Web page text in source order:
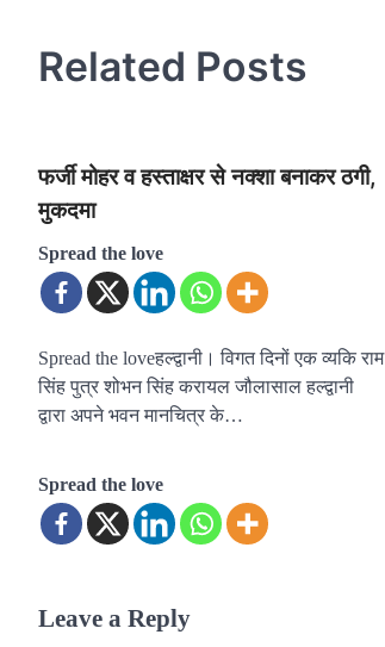
Related Posts
फर्जी मोहर व हस्ताक्षर से नक्शा बनाकर ठगी,
मुकदमा
Spread the love
Spread the loveहल्द्वानी। विगत दिनों एक व्यकि राम
सिंह पुत्र शोभन सिंह करायल जौलासाल हल्द्वानी
द्वारा अपने भवन मानचित्र के…
Spread the love
Leave a Reply